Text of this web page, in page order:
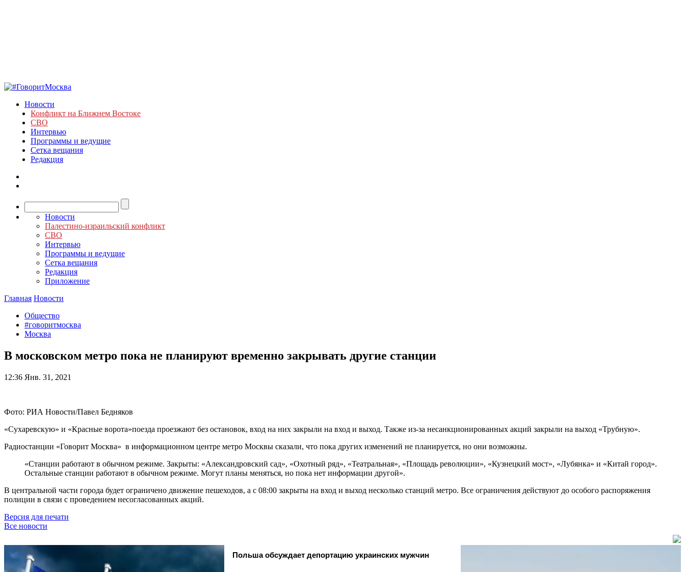
Новости
Конфликт на Ближнем Востоке
СВО
Интервью
Программы и ведущие
Сетка вещания
Редакция
Новости
Палестино-израильский конфликт
СВО
Интервью
Программы и ведущие
Сетка вещания
Редакция
Приложение
Главная Новости
Общество
#говоритмосква
Москва
В московском метро пока не планируют временно закрывать другие станции
12:36 Янв. 31, 2021
Фото: РИА Новости/Павел Бедняков
«Сухаревскую» и «Красные ворота»поезда проезжают без остановок, вход на них закрыли на вход и выход. Также из-за несанкционированных акций закрыли на выход «Трубную».
Радиостанции «Говорит Москва» в информационном центре метро Москвы сказали, что пока других изменений не планируется, но они возможны.
«Станции работают в обычном режиме. Закрыты: «Александровский сад», «Охотный ряд», «Театральная», «Площадь революции», «Кузнецкий мост», «Лубянка» и «Китай город».
Остальные станции работают в обычном режиме. Могут планы меняться, но пока нет информации другой».
В центральной части города будет ограничено движение пешеходов, а с 08:00 закрыты на вход и выход несколько станций метро. Все ограничения действуют до особого распоряжения
полиции в связи с проведением несогласованных акций.
Версия для печати
Все новости
Польша обсуждает депортацию украинских мужчин